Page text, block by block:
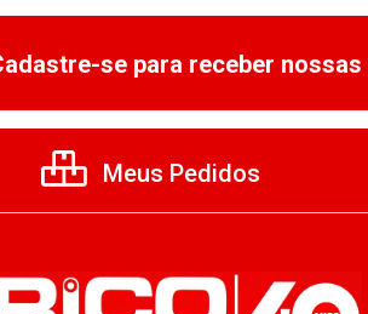
se para receber
Meus Pedidos